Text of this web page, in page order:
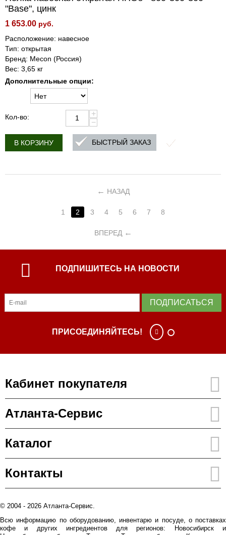
"Base", цинк
1 653.00 руб.
Расположение: навесное
Тип: открытая
Бренд: Mecon (Россия)
Вес: 3,65 кг
Дополнительные опции:
Кол-во:
+
−
В КОРЗИНУ БЫСТРЫЙ ЗАКАЗ
НАЗАД
1 2 3 4 5 6 7 8
ВПЕРЕД
ПОДПИШИТЕСЬ НА НОВОСТИ
ПОДПИСАТЬСЯ
ПРИСОЕДИНЯЙТЕСЬ!
Кабинет покупателя
Атланта-Сервис
Каталог
Контакты
© 2004 - 2026 Атланта-Сервис.
Всю информацию по оборудованию, инвентарю и посуде, о поставках
кофе и других ингредиентов для регионов: Новосибирск и